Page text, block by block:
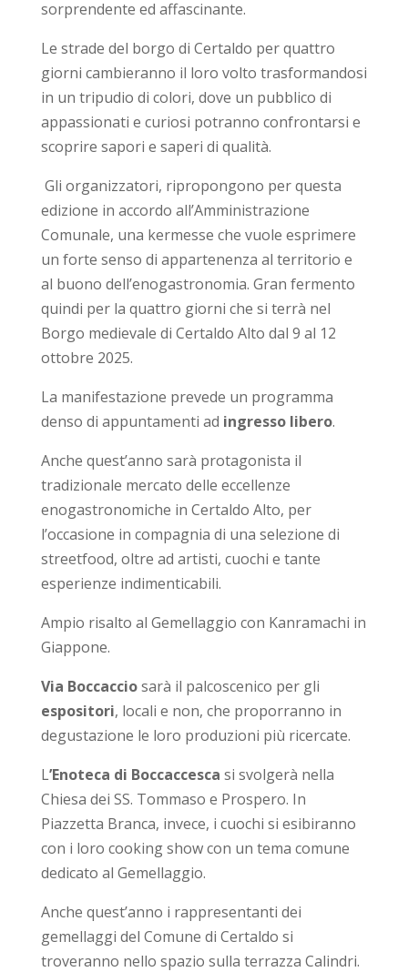
sorprendente ed affascinante.
Le strade del borgo di Certaldo per quattro
giorni cambieranno il loro volto trasformandosi
in un tripudio di colori, dove un pubblico di
appassionati e curiosi potranno confrontarsi e
scoprire sapori e saperi di qualità.
Gli organizzatori, ripropongono per questa
edizione in accordo all’Amministrazione
Comunale, una kermesse che vuole esprimere
un forte senso di appartenenza al territorio e
al buono dell’enogastronomia. Gran fermento
quindi per la quattro giorni che si terrà nel
Borgo medievale di Certaldo Alto dal 9 al 12
ottobre 2025.
La manifestazione prevede un programma
denso di appuntamenti ad ingresso libero.
Anche quest’anno sarà protagonista il
tradizionale mercato delle eccellenze
enogastronomiche in Certaldo Alto, per
l’occasione in compagnia di una selezione di
streetfood, oltre ad artisti, cuochi e tante
esperienze indimenticabili.
Ampio risalto al Gemellaggio con Kanramachi in
Giappone.
Via Boccacciosarà il palcoscenico per gli
espositori, locali e non, che proporranno in
degustazione le loro produzioni più ricercate.
L’Enoteca di Boccaccesca si svolgerà nella
Chiesa dei SS. Tommaso e Prospero. In
Piazzetta Branca, invece, i cuochi si esibiranno
con i loro cooking show con un tema comune
dedicato al Gemellaggio.
Anche quest’anno i rappresentanti dei
gemellaggi del Comune di Certaldo si
troveranno nello spazio sulla terrazza Calindri.